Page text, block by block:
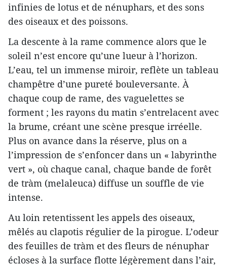
infinies de lotus et de nénuphars, et des sons
des oiseaux et des poissons.
La descente à la rame commence alors que le
soleil n’est encore qu’une lueur à l’horizon.
L’eau, tel un immense miroir, reflète un tableau
champêtre d’une pureté bouleversante. À
chaque coup de rame, des vaguelettes se
forment ; les rayons du matin s’entrelacent avec
la brume, créant une scène presque irréelle.
Plus on avance dans la réserve, plus on a
l’impression de s’enfoncer dans un « labyrinthe
vert », où chaque canal, chaque bande de forêt
de tràm (melaleuca) diffuse un souffle de vie
intense.
Au loin retentissent les appels des oiseaux,
mêlés au clapotis régulier de la pirogue. L’odeur
des feuilles de tràm et des fleurs de nénuphar
écloses à la surface flotte légèrement dans l’air,